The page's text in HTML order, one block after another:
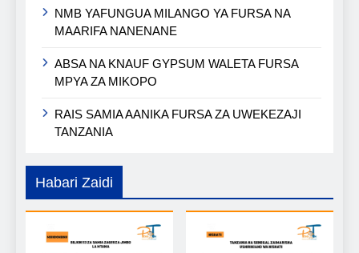
NMB YAFUNGUA MILANGO YA FURSA NA
MAARIFA NANENANE
ABSA NA KNAUF GYPSUM WALETA FURSA
MPYA ZA MIKOPO
RAIS SAMIA AANIKA FURSA ZA UWEKEZAJI
TANZANIA
Habari Zaidi